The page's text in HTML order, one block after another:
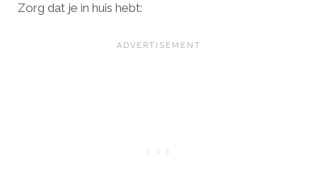
Zorg dat je in huis hebt: